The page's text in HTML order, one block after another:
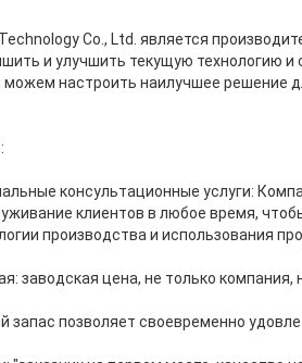
Technology Co., Ltd. является
и улучшить текущую технологию
настроить наилучшее решение
консультационные услуги:
клиентов в любое время,
производства и использования
заводская цена, не только компания,
позволяет своевременно